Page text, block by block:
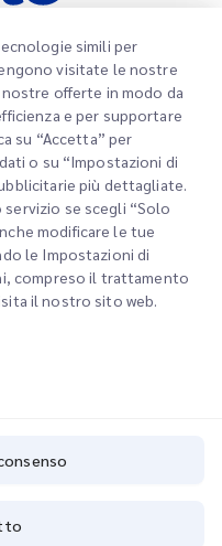
simili per
visitate le nostre
offerte in modo da
e per supportare
su “Accetta” per
o su “Impostazioni di
più dettagliate.
se scegli “Solo
modificare le tue
le Impostazioni di
compreso il trattamento
il nostro sito web.